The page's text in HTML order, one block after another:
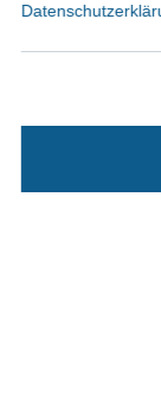
In den